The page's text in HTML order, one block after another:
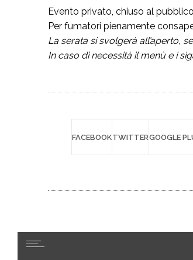
Evento privato, chiuso al
Per fumatori pienamente
La serata si svolgerà all’aperto,
In caso di necessità il menù e i
FACEBOOKTWITTERGOOGLE
Email
pasina@pasina.it
P.Iva 02123290260 /Dati
policy
Project by